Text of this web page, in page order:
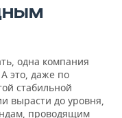
одна компания
это, даже по
стабильной
вырасти до уровня,
проводящим